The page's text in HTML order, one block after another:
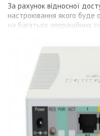
За рахунок відносної
настроювання якого буде
на багатьох операційних